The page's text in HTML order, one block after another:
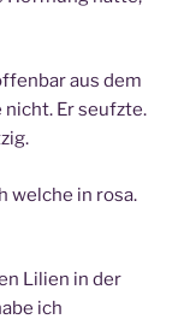
aus dem
nicht. Er seufzte.
welche in rosa.
Lilien in der
ich